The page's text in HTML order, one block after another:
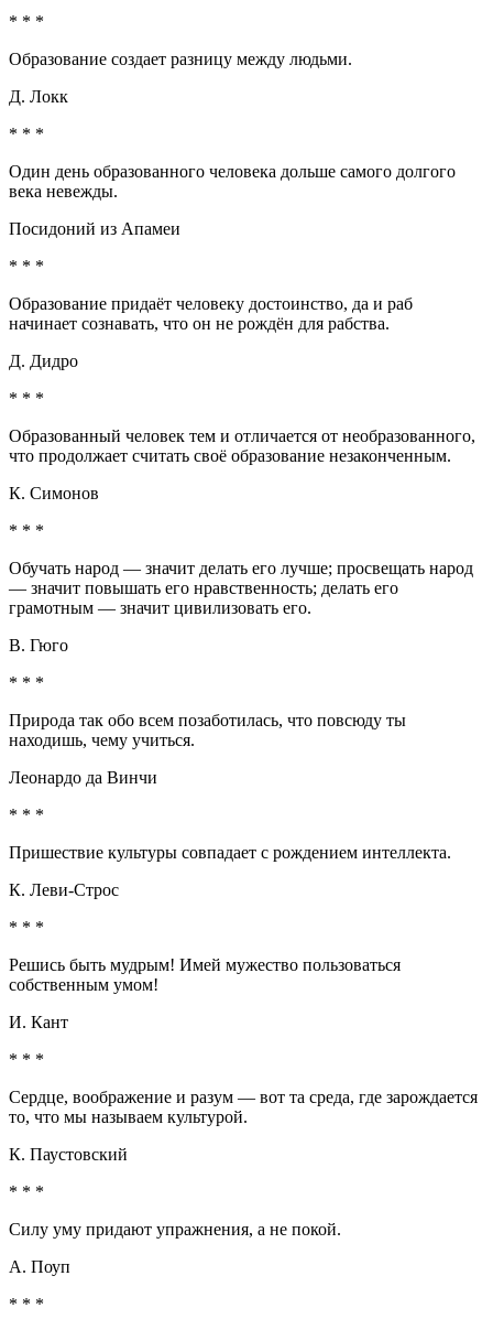
* * *
Образование создает разницу между людьми.
Д. Локк
* * *
Один день образованного человека дольше самого долгого
века невежды.
Посидоний из Апамеи
* * *
Образование придаёт человеку достоинство, да и раб
начинает сознавать, что он не рождён для рабства.
Д. Дидро
* * *
Образованный человек тем и отличается от необразованного,
что продолжает считать своё образование незаконченным.
К. Симонов
* * *
Обучать народ — значит делать его лучше; просвещать народ
— значит повышать его нравственность; делать его
грамотным — значит цивилизовать его.
В. Гюго
* * *
Природа так обо всем позаботилась, что повсюду ты
находишь, чему учиться.
Леонардо да Винчи
* * *
Пришествие культуры совпадает с рождением интеллекта.
К. Леви-Строс
* * *
Решись быть мудрым! Имей мужество пользоваться
собственным умом!
И. Кант
* * *
Сердце, воображение и разум — вот та среда, где зарождается
то, что мы называем культурой.
К. Паустовский
* * *
Силу уму придают упражнения, а не покой.
А. Поуп
* * *